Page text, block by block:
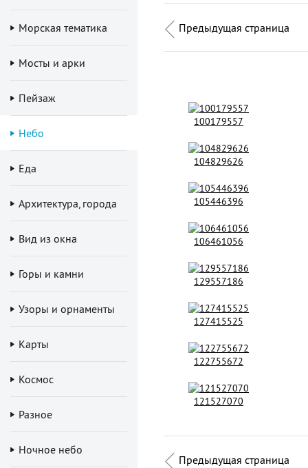
Морская тематика
Мосты и арки
Пейзаж
Небо
Еда
Архитектура, города
Вид из окна
Горы и камни
Узоры и орнаменты
Карты
Космос
Разное
Ночное небо
Предыдущая страница
100179557
104829626
105446396
106461056
129557186
127415525
122755672
121527070
Предыдущая страница